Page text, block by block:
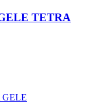
TETRA